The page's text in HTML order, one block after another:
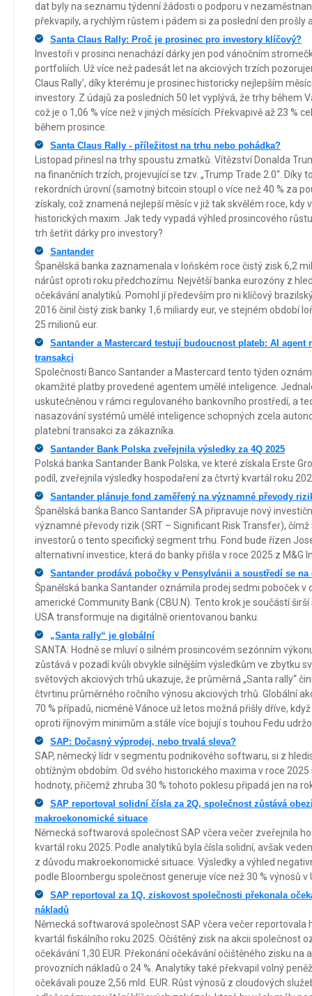
dat byly na seznamu týdenní žádosti o podporu v
překvapily, a rychlým růstem i pádem si za poslední den prošly
Santa Claus Rally: Proč je prosinec pro investory klíčový?
Investoři v prosinci nenachází dárky jen pod vánočním
portfoliích. Už více než padesát let na akciových trzích
Claus Rally’, díky kterému je prosinec historicky nejlepším
investory. Z údajů za posledních 50 let vyplývá, že trhy během
což je o 1,06 % více než v jiných měsících. Překvapivě až 23 %
během prosince.
Santa Claus Rally - příležitost na trhu nebo pohádka?
Listopad přinesl na trhy spoustu zmatků. Vítězství Donalda
na finančních trzích, projevující se tzv. „Trump Trade 2.0“. Díky
rekordních úrovní (samotný bitcoin stoupl o více než 40 % za
získaly, což znamená nejlepší měsíc v již tak skvělém roce, kdy
historických maxim. Jak tedy vypadá výhled prosincového
trh šetřit dárky pro investory?
Santander
Španělská banka zaznamenala v loňském roce čistý zisk 6,2
nárůst oproti roku předchozímu. Největší banka eurozóny z
očekávání analytiků. Pomohl jí především pro ni klíčový
2016 činil čistý zisk banky 1,6 miliardy eur, ve stejném období
25 milionů eur.
Santander a Mastercard testují budoucnost plateb: AI
transakci
Společnosti Banco Santander a Mastercard tento týden
okamžité platby provedené agentem umělé inteligence.
uskutečněnou v rámci regulovaného bankovního prostředí, a
nasazování systémů umělé inteligence schopných zcela
platební transakci za zákazníka.
Santander Bank Polska zveřejnila výsledky za 4Q 2025
Polská banka Santander Bank Polska, ve které získala Erste
podíl, zveřejnila výsledky hospodaření za čtvrtý kvartál roku
Santander plánuje fond zaměřený na významné převody
Španělská banka Banco Santander SA připravuje nový
významné převody rizik (SRT – Significant Risk Transfer),
investorů o tento specifický segment trhu. Fond bude řízen
alternativní investice, která do banky přišla v roce 2025 z M&G
Santander prodává pobočky v Pensylvánii a soustředí se
Španělská banka Santander oznámila prodej sedmi poboček v
americké Community Bank (CBU.N). Tento krok je součástí
USA transformuje na digitálně orientovanou banku.
„Santa rally“ je globální
SANTA: Hodně se mluví o silném prosincovém sezónním
zůstává v pozadí kvůli obvykle silnějším výsledkům ve zbytku
světových akciových trhů ukazuje, že průměrná „Santa rally“
čtvrtinu průměrného ročního výnosu akciových trhů. Globální
70 % případů, nicméně Vánoce už letos možná přišly dříve,
oproti říjnovým minimům a stále více bojují s touhou Fedu
SAP: Dočasný výprodej, nebo trvalá sleva?
SAP, německý lídr v segmentu podnikového softwaru, si z
obtížným obdobím. Od svého historického maxima v roce
hodnoty, přičemž zhruba 30 % tohoto poklesu připadá jen na
SAP reportoval solidní čísla za 2Q, společnost zůstává
makroekonomické situace
Německá softwarová společnost SAP včera večer zveřejnila
kvartál roku 2025. Podle analytiků byla čísla solidní, avšak
z důvodu makroekonomické situace. Výsledky a výhled
podle Bloombergu společnost generuje více než 30 % výnosů v
SAP reportoval za 1Q, ziskovost společnosti překonala
nákladů
Německá softwarová společnost SAP včera večer reportovala
kvartál fiskálního roku 2025. Očištěný zisk na akcii společnost
očekávání 1,30 EUR. Překonání očekávání očištěného zisku na
provozních nákladů o 24 %. Analytiky také překvapil volný
očekávali pouze 2,56 mld. EUR. Růst výnosů z cloudových